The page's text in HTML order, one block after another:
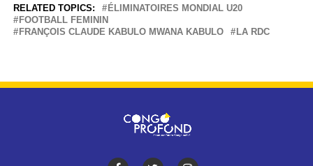
RELATED TOPICS:
ÉLIMINATOIRES MONDIAL U20
FOOTBALL FEMININ
FRANÇOIS CLAUDE KABULO MWANA KABULO
LA RDC